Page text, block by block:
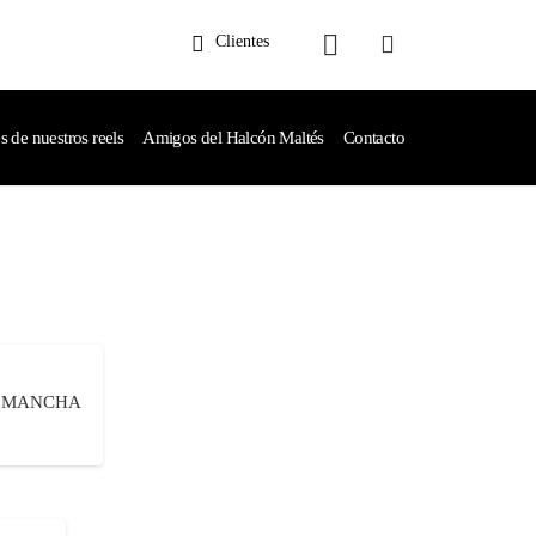
Clientes
de nuestros reels Amigos del Halcón Maltés Contacto